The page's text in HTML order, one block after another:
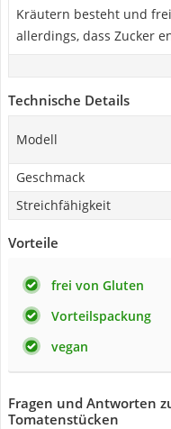
Kräutern besteht und
allerdings, dass Zucker
Technische Details
Modell
Geschmack
Streichfähigkeit
Vorteile
frei von Gluten
Vorteilspackung
vegan
Fragen und Antworten
Tomatenstücken